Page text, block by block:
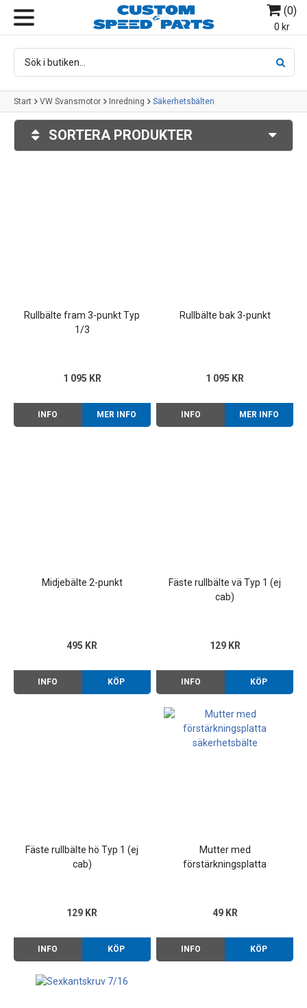
(0)
0 kr
Start VW Svansmotor Inredning Säkerhetsbälten
SORTERA PRODUKTER
Rullbälte fram 3-punkt Typ
1/3
1 095 KR
INFO MER INFO
Rullbälte bak 3-punkt
1 095 KR
INFO MER INFO
Midjebälte 2-punkt
495 KR
INFO KÖP
Fäste rullbälte vä Typ 1 (ej
cab)
129 KR
INFO KÖP
Fäste rullbälte hö Typ 1 (ej
cab)
129 KR
INFO KÖP
Mutter med
förstärkningsplatta
49 KR
INFO KÖP